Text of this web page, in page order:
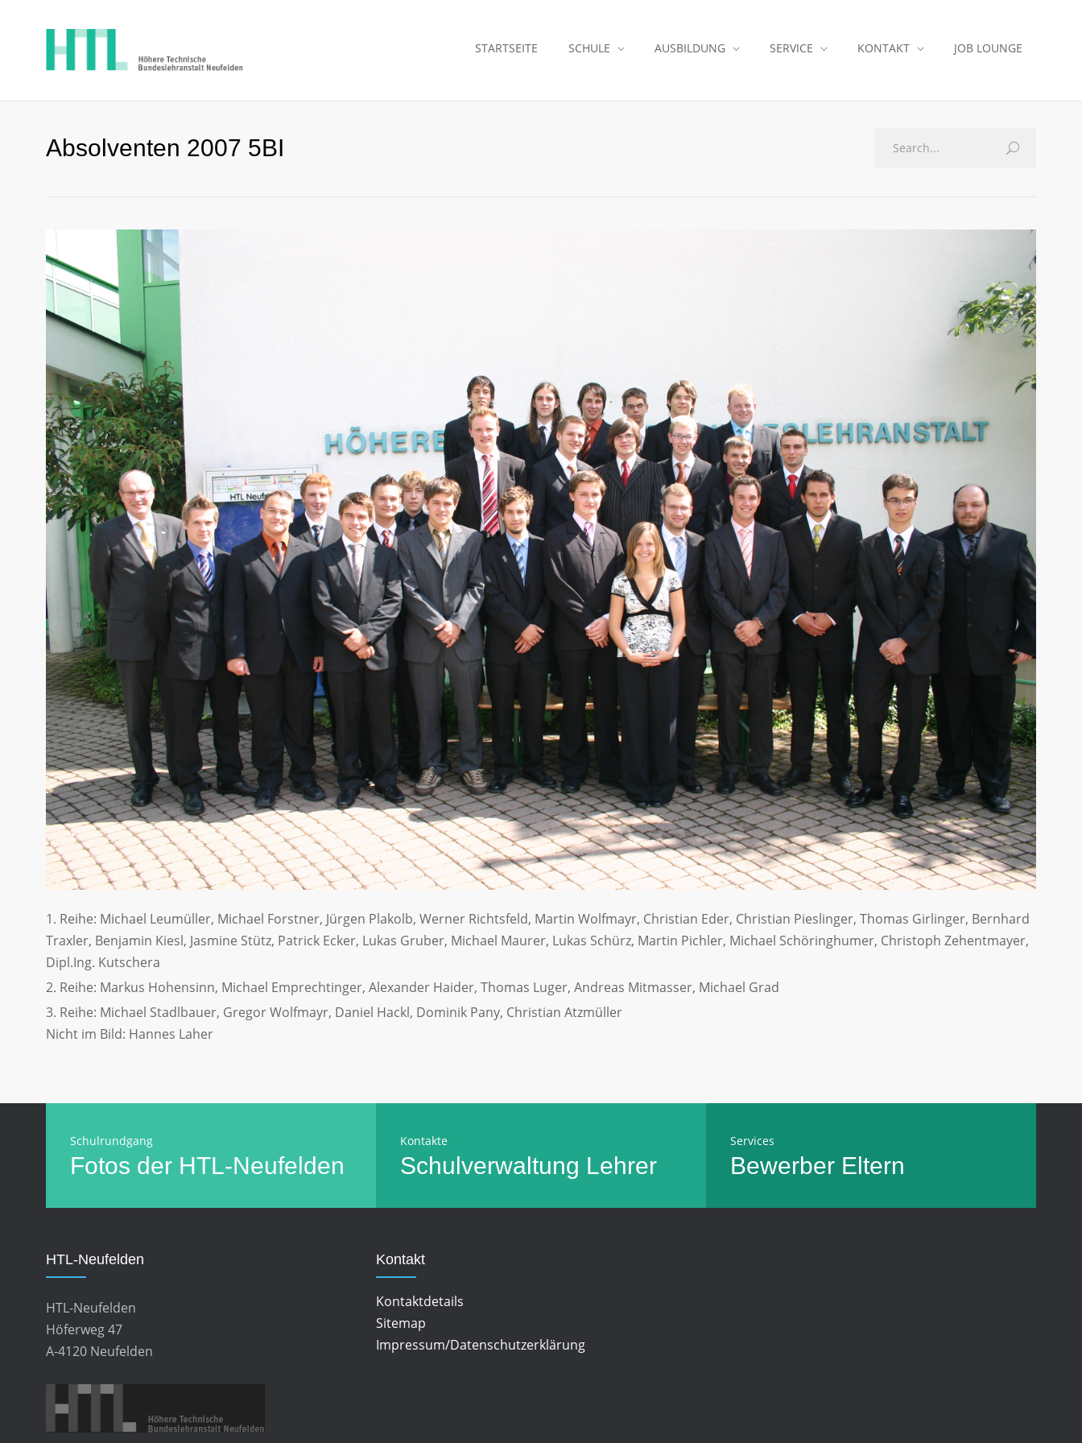
STARTSEITE SCHULE AUSBILDUNG SERVICE KONTAKT JOB LOUNGE
Absolventen 2007 5BI
Reihe: Michael Leumüller, Michael Forstner, Jürgen Plakolb, Werner Richtsfeld, Martin Wolfmayr, Christian Eder, Christian Pieslinger, Thomas Girlinger, Bernhard
Traxler, Benjamin Kiesl, Jasmine Stütz, Patrick Ecker, Lukas Gruber, Michael Maurer, Lukas Schürz, Martin Pichler, Michael Schöringhumer, Christoph Zehentmayer,
Dipl.Ing. Kutschera
Reihe: Markus Hohensinn, Michael Emprechtinger, Alexander Haider, Thomas Luger, Andreas Mitmasser, Michael Grad
Reihe: Michael Stadlbauer, Gregor Wolfmayr, Daniel Hackl, Dominik Pany, Christian Atzmüller
Nicht im Bild: Hannes Laher
Schulrundgang
Fotos der HTL-Neufelden
Kontakte
Schulverwaltung Lehrer
Services
Bewerber Eltern
HTL-Neufelden
HTL-Neufelden
Höferweg 47
A-4120 Neufelden
Kontakt
Kontaktdetails
Sitemap
Impressum/Datenschutzerklärung